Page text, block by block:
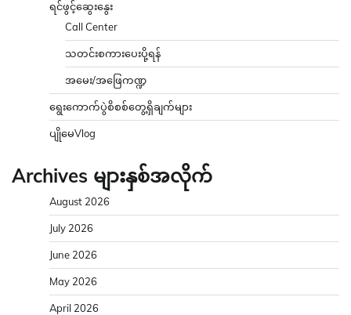
ရင်ဖွင့်ဆွေးနွေး
Call Center
သတင်းစကားပေးပို့ရန်
အမေး/အဖြေကဏ္ဍ
ရွေးကောက်ပွဲစိစစ်တွေ့ရှိချက်များ
ပျိုမေVlog
Archives များနှစ်အလိုက်
August 2026
July 2026
June 2026
May 2026
April 2026